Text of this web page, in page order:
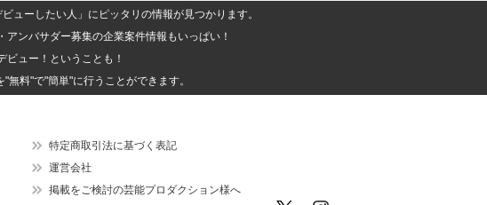
ューしたい人」にピッタリの情報が見つかります。
ンバサダー募集の企業案件情報もいっぱい！
ュー！ということも！
料"で"簡単"に行うことができます。
特定商取引法に基づく表記
運営会社
掲載をご検討の芸能プロダクション様へ